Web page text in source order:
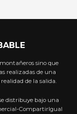
sino que
realizadas de una
de la salida.
distribuye bajo una
CompartirIgual